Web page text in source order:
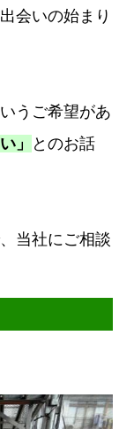
会いの始まり
うご希望があ
」
とのお話
当社にご相談